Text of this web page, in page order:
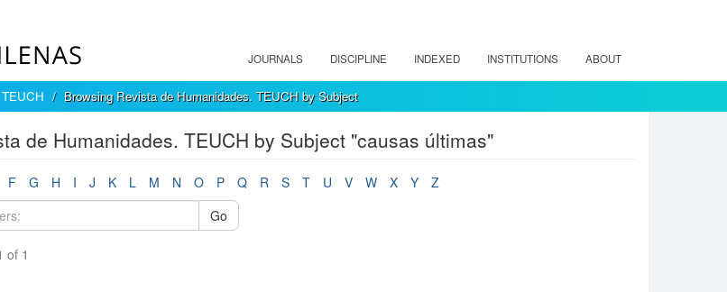
JOURNALS DISCIPLINE INDEXED INSTITUTIONS ABOUT
Browsing Revista de Humanidades. TEUCH by Subject
de Humanidades. TEUCH by Subject "causas últimas"
F G H I J K L M N O P Q R S T U V W X Y
Z
Go
of 1